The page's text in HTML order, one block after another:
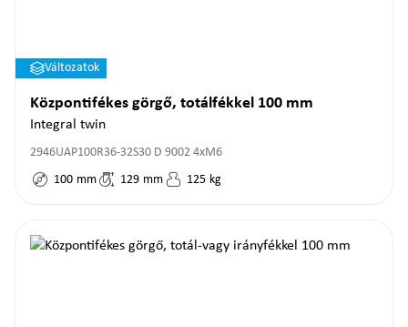
Változatok
Központifékes görgő, totálfékkel 100 mm
Integral twin
2946UAP100R36-32S30 D 9002 4xM6
100 mm 129 mm 125 kg